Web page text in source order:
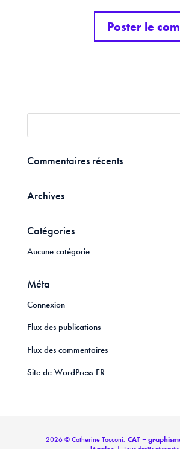
Commentaires récents
Archives
Catégories
Aucune catégorie
Méta
Connexion
Flux des publications
Flux des commentaires
Site de WordPress-FR
2026 © Catherine Tacconi,CAT –